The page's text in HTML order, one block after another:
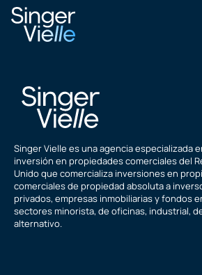
Shahid Karim
Singer Vielle es una agencia especializada
inversión en propiedades comerciales del
Unido que comercializa inversiones en
comerciales de propiedad absoluta a
privados, empresas inmobiliarias y fondos
sectores minorista, de oficinas, industrial,
alternativo.